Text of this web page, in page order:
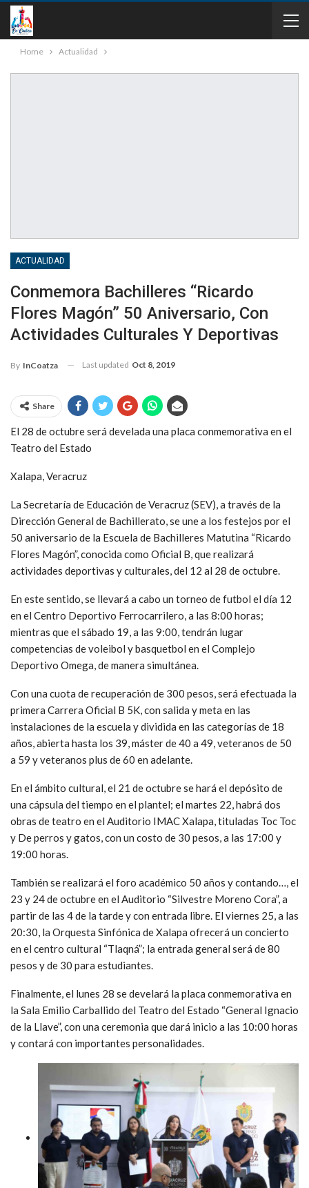
Home Actualidad
ACTUALIDAD
Conmemora Bachilleres “Ricardo
Flores Magón” 50 Aniversario, Con
Actividades Culturales Y Deportivas
By InCoatza Last updated Oct 8, 2019
Share
El 28 de octubre será develada una placa conmemorativa en el
Teatro del Estado
Xalapa, Veracruz
La Secretaría de Educación de Veracruz (SEV), a través de la
Dirección General de Bachillerato, se une a los festejos por el
50 aniversario de la Escuela de Bachilleres Matutina “Ricardo
Flores Magón”, conocida como Oficial B, que realizará
actividades deportivas y culturales, del 12 al 28 de octubre.
En este sentido, se llevará a cabo un torneo de futbol el día 12
en el Centro Deportivo Ferrocarrilero, a las 8:00 horas;
mientras que el sábado 19, a las 9:00, tendrán lugar
competencias de voleibol y basquetbol en el Complejo
Deportivo Omega, de manera simultánea.
Con una cuota de recuperación de 300 pesos, será efectuada la
primera Carrera Oficial B 5K, con salida y meta en las
instalaciones de la escuela y dividida en las categorías de 18
años, abierta hasta los 39, máster de 40 a 49, veteranos de 50
a 59 y veteranos plus de 60 en adelante.
En el ámbito cultural, el 21 de octubre se hará el depósito de
una cápsula del tiempo en el plantel; el martes 22, habrá dos
obras de teatro en el Auditorio IMAC Xalapa, tituladas Toc Toc
y De perros y gatos, con un costo de 30 pesos, a las 17:00 y
19:00 horas.
También se realizará el foro académico 50 años y contando…, el
23 y 24 de octubre en el Auditorio “Silvestre Moreno Cora”, a
partir de las 4 de la tarde y con entrada libre. El viernes 25, a las
20:30, la Orquesta Sinfónica de Xalapa ofrecerá un concierto
en el centro cultural “Tlaqná”; la entrada general será de 80
pesos y de 30 para estudiantes.
Finalmente, el lunes 28 se develará la placa conmemorativa en
la Sala Emilio Carballido del Teatro del Estado “General Ignacio
de la Llave”, con una ceremonia que dará inicio a las 10:00 horas
y contará con importantes personalidades.